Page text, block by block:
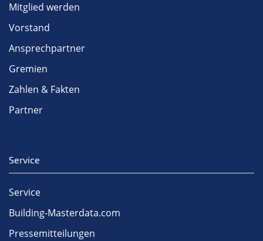
Mitglied werden
Vorstand
Ansprechpartner
Gremien
Zahlen & Fakten
Partner
Service
Service
Building-Masterdata.com
Pressemitteilungen